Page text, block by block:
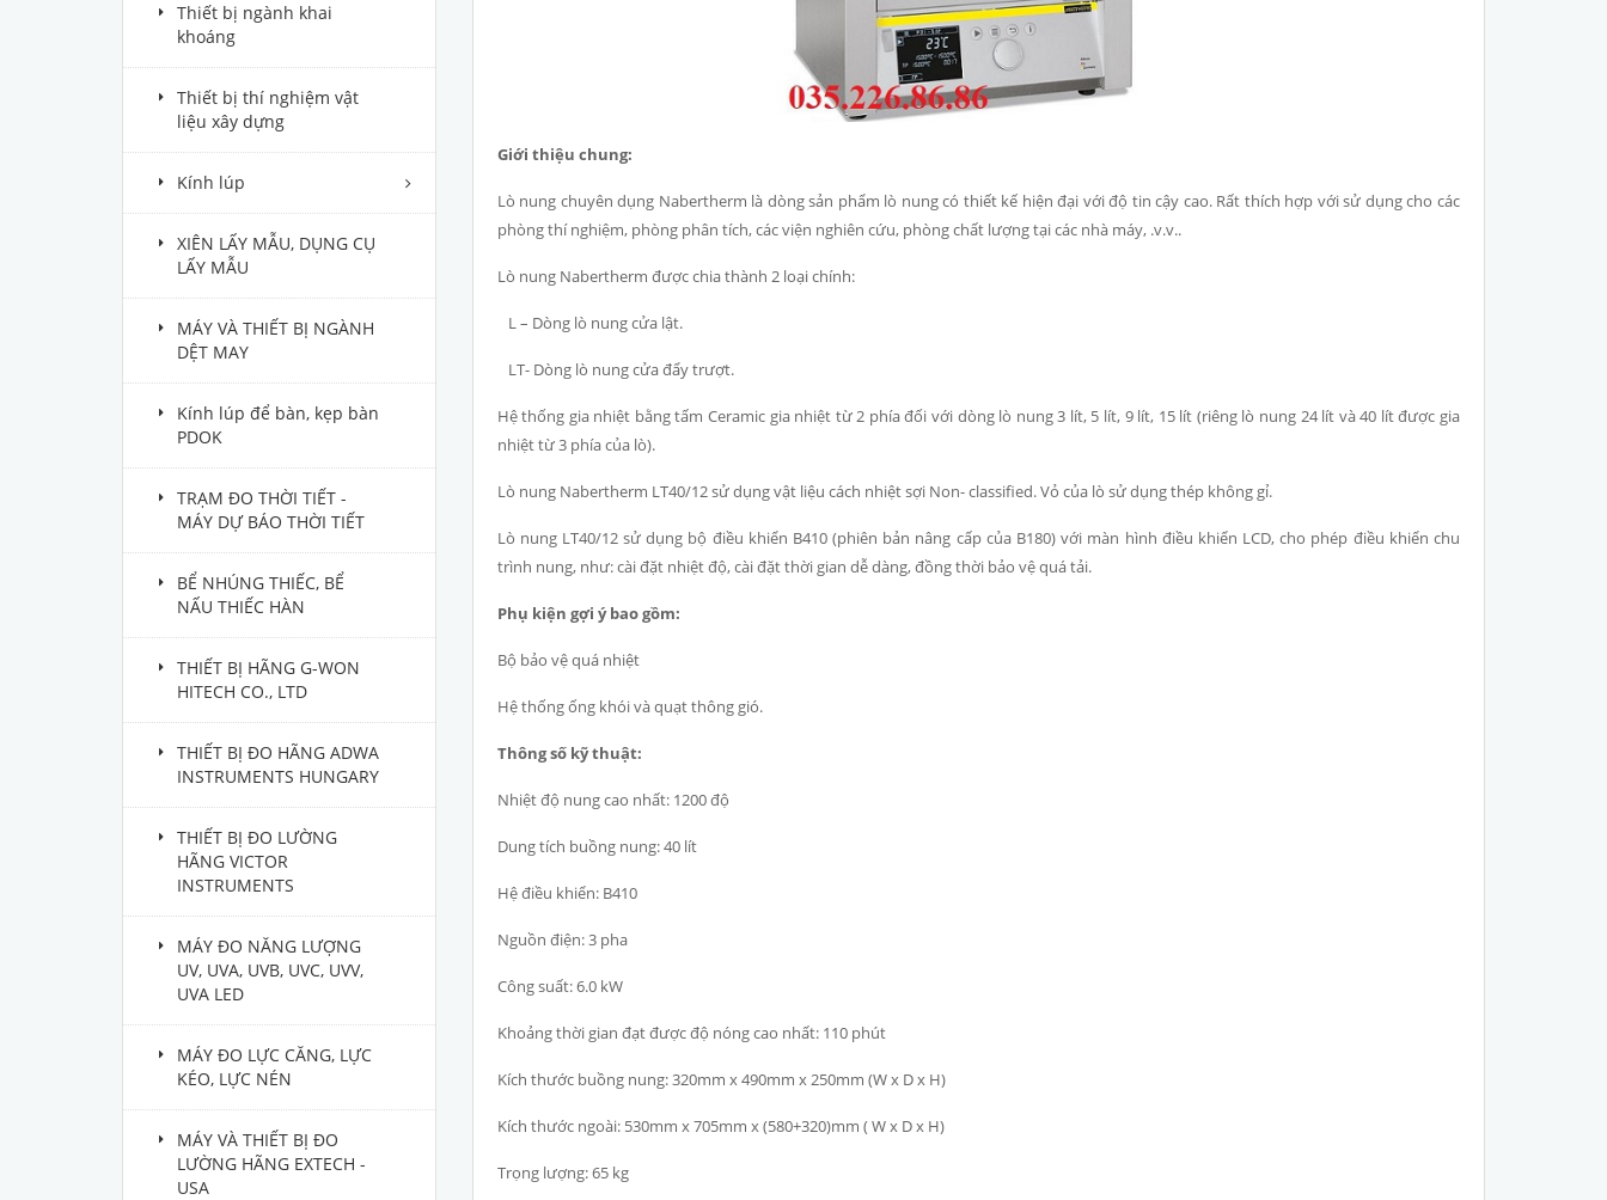
Thiết bị ngành khai
khoáng
Thiết bị thí nghiệm vật
liệu xây dựng
Kính lúp
XIÊN LẤY MẪU, DỤNG CỤ
LẤY MẪU
MÁY VÀ THIẾT BỊ NGÀNH
DỆT MAY
Kính lúp để bàn, kẹp bàn
PDOK
TRẠM ĐO THỜI TIẾT -
MÁY DỰ BÁO THỜI TIẾT
BỂ NHÚNG THIẾC, BỂ
NẤU THIẾC HÀN
THIẾT BỊ HÃNG G-WON
HITECH CO., LTD
THIẾT BỊ ĐO HÃNG ADWA
INSTRUMENTS HUNGARY
THIẾT BỊ ĐO LƯỜNG
HÃNG VICTOR
INSTRUMENTS
MÁY ĐO NĂNG LƯỢNG
UV, UVA, UVB, UVC, UVV,
UVA LED
MÁY ĐO LỰC CĂNG, LỰC
KÉO, LỰC NÉN
MÁY VÀ THIẾT BỊ ĐO
LƯỜNG HÃNG EXTECH -
USA
Giới thiệu chung:
Lò nung chuyên dụng Nabertherm là dòng sản phẩm lò nung có thiết kế hiện đại với độ tin cậy cao. Rất thích hợp với sử dụng cho các
phòng thí nghiệm, phòng phân tích, các viện nghiên cứu, phòng chất lượng tại các nhà máy, .v.v..
Lò nung Nabertherm được chia thành 2 loại chính:
L – Dòng lò nung cửa lật.
LT- Dòng lò nung cửa đẩy trượt.
Hệ thống gia nhiệt bằng tấm Ceramic gia nhiệt từ 2 phía đối với dòng lò nung 3 lít, 5 lít, 9 lít, 15 lít (riêng lò nung 24 lít và 40 lít được gia
nhiệt từ 3 phía của lò).
Lò nung Nabertherm LT40/12 sử dụng vật liệu cách nhiệt sợi Non- classified. Vỏ của lò sử dụng thép không gỉ.
Lò nung LT40/12 sử dụng bộ điều khiển B410 (phiên bản nâng cấp của B180) với màn hình điều khiển LCD, cho phép điều khiển chu
trình nung, như: cài đặt nhiệt độ, cài đặt thời gian dễ dàng, đồng thời bảo vệ quá tải.
Phụ kiện gợi ý bao gồm:
Bộ bảo vệ quá nhiệt
Hệ thống ống khói và quạt thông gió.
Thông số kỹ thuật:
Nhiệt độ nung cao nhất: 1200 độ
Dung tích buồng nung: 40 lít
Hệ điều khiển: B410
Nguồn điện: 3 pha
Công suất: 6.0 kW
Khoảng thời gian đạt được độ nóng cao nhất: 110 phút
Kích thước buồng nung: 320mm x 490mm x 250mm (W x D x H)
Kích thước ngoài: 530mm x 705mm x (580+320)mm ( W x D x H)
Trọng lượng: 65 kg